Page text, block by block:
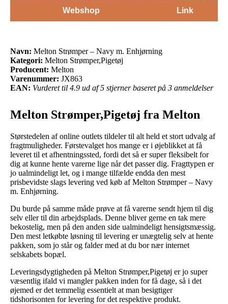
Webshop
Link
Navn: Melton Strømper – Navy m. Enhjørning
Kategori: Melton Strømper,Pigetøj
Producent: Melton
Varenummer: JX863
EAN: Vurderet til 4.9 ud af 5 stjerner baseret på 3 anmeldelser
Melton Strømper,Pigetøj fra Melton
Størstedelen af online outlets tildeler til alt held et stort udvalg af
fragtmuligheder. Førstevalget hos mange er i øjeblikket at få
leveret til et afhentningssted, fordi det så er super fleksibelt for
dig at kunne hente varerne lige når det passer dig. Fragttypen er
jo ualmindeligt let, og i mange tilfælde endda den mest
prisbevidste slags levering ved køb af Melton Strømper – Navy
m. Enhjørning.
Du burde på samme måde prøve at få varerne sendt hjem til dig
selv eller til din arbejdsplads. Denne bliver gerne en tak mere
bekostelig, men på den anden side ualmindeligt hensigtsmæssig.
Den mest letkøbte løsning til levering er unægtelig selv at hente
pakken, som jo står og falder med at du bor nær internet
selskabets bopæl.
Leveringsdygtigheden på Melton Strømper,Pigetøj er jo super
væsentlig ifald vi mangler pakken inden for få dage, så i det
øjemed er det temmelig essentielt at man besigtiger
tidshorisonten for levering for det respektive produkt.